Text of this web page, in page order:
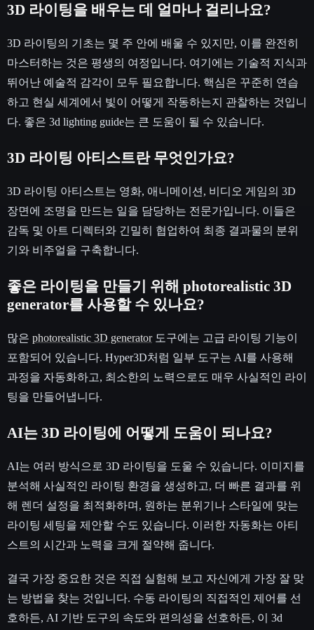
3D 라이팅을 배우는 데 얼마나 걸리나요?
3D 라이팅의 기초는 몇 주 안에 배울 수 있지만, 이를 완전히
마스터하는 것은 평생의 여정입니다. 여기에는 기술적 지식과
뛰어난 예술적 감각이 모두 필요합니다. 핵심은 꾸준히 연습
하고 현실 세계에서 빛이 어떻게 작동하는지 관찰하는 것입니
다. 좋은 3d lighting guide는 큰 도움이 될 수 있습니다.
3D 라이팅 아티스트란 무엇인가요?
3D 라이팅 아티스트는 영화, 애니메이션, 비디오 게임의 3D
장면에 조명을 만드는 일을 담당하는 전문가입니다. 이들은
감독 및 아트 디렉터와 긴밀히 협업하여 최종 결과물의 분위
기와 비주얼을 구축합니다.
좋은 라이팅을 만들기 위해 photorealistic 3D
generator를 사용할 수 있나요?
많은 photorealistic 3D generator도구에는 고급 라이팅 기능이
포함되어 있습니다. Hyper3D처럼 일부 도구는 AI를 사용해
과정을 자동화하고, 최소한의 노력으로도 매우 사실적인 라이
팅을 만들어냅니다.
AI는 3D 라이팅에 어떻게 도움이 되나요?
AI는 여러 방식으로 3D 라이팅을 도울 수 있습니다. 이미지를
분석해 사실적인 라이팅 환경을 생성하고, 더 빠른 결과를 위
해 렌더 설정을 최적화하며, 원하는 분위기나 스타일에 맞는
라이팅 세팅을 제안할 수도 있습니다. 이러한 자동화는 아티
스트의 시간과 노력을 크게 절약해 줍니다.
결국 가장 중요한 것은 직접 실험해 보고 자신에게 가장 잘 맞
는 방법을 찾는 것입니다. 수동 라이팅의 직접적인 제어를 선
호하든, AI 기반 도구의 속도와 편의성을 선호하든, 이 3d